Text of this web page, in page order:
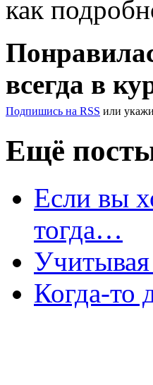
как
всегда в
Подпишись на RSS или
Ещё
Если вы
тогда…
Когда-то